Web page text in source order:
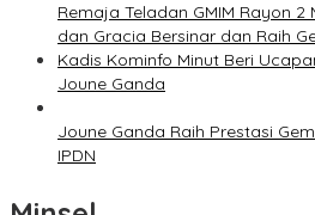
Remaja Teladan GMIM Rayon
dan Gracia Bersinar dan Raih
Kadis Kominfo Minut Beri
Joune Ganda
Joune Ganda Raih Prestasi
IPDN